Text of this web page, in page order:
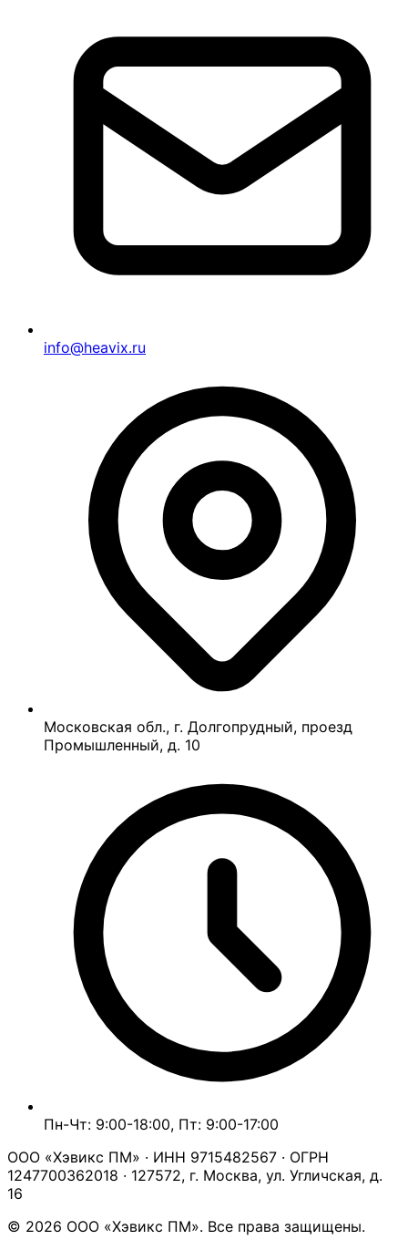
info@heavix.ru
Московская обл., г. Долгопрудный, проезд
Промышленный, д. 10
Пн-Чт: 9:00-18:00, Пт: 9:00-17:00
ООО «Хэвикс ПМ» · ИНН 9715482567 · ОГРН
1247700362018 · 127572, г. Москва, ул. Угличская, д.
16
© 2026 ООО «Хэвикс ПМ». Все права защищены.